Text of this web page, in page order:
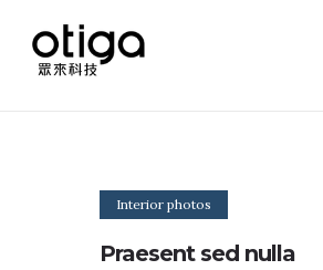
Interior photos
Praesent sed nulla